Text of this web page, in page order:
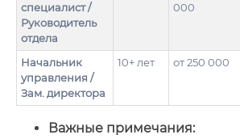
специалист /
Руководитель
отдела
000
Начальник
управления /
Зам. директора
10+ лет от 250 000
Важные примечания: